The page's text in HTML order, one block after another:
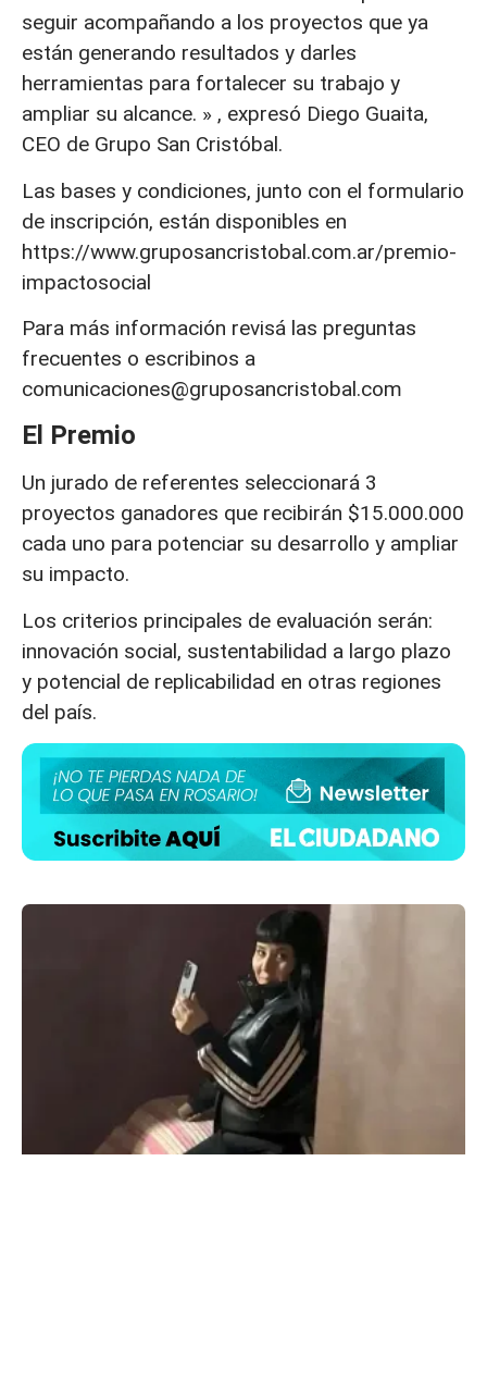
seguir acompañando a los proyectos que ya
están generando resultados y darles
herramientas para fortalecer su trabajo y
ampliar su alcance. » , expresó Diego Guaita,
CEO de Grupo San Cristóbal.
Las bases y condiciones, junto con el formulario
de inscripción, están disponibles en
https://www.gruposancristobal.com.ar/premio-
impactosocial
Para más información revisá las preguntas
frecuentes o escribinos a
comunicaciones@gruposancristobal.com
El Premio
Un jurado de referentes seleccionará 3
proyectos ganadores que recibirán $15.000.000
cada uno para potenciar su desarrollo y ampliar
su impacto.
Los criterios principales de evaluación serán:
innovación social, sustentabilidad a largo plazo
y potencial de replicabilidad en otras regiones
del país.